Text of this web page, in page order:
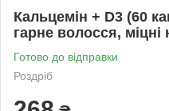
Кальцемін + D3 (60
гарне волосся, міцні
Готово до відправки
Роздріб